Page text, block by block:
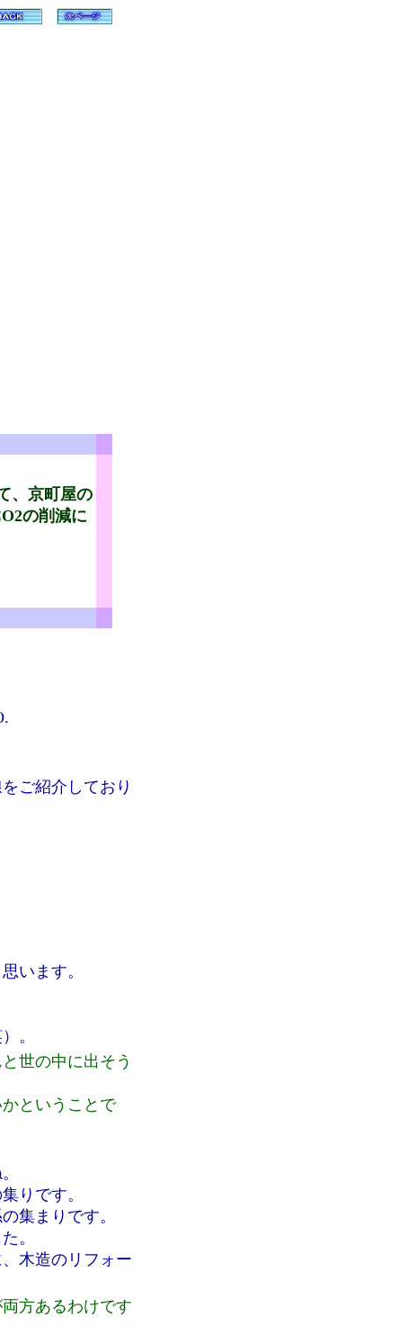
、京町屋の
の削減に
ご紹介しており
います。
。
世の中に出そう
ということで
りです。
集まりです。
。
木造のリフォー
方あるわけです